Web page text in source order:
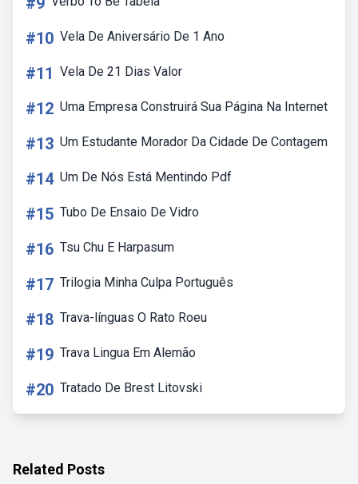
#10 Vela De Aniversário De 1 Ano
#11 Vela De 21 Dias Valor
#12 Uma Empresa Construirá Sua Página Na Internet
#13 Um Estudante Morador Da Cidade De Contagem
#14 Um De Nós Está Mentindo Pdf
#15 Tubo De Ensaio De Vidro
#16 Tsu Chu E Harpasum
#17 Trilogia Minha Culpa Português
#18 Trava-línguas O Rato Roeu
#19 Trava Lingua Em Alemão
#20 Tratado De Brest Litovski
Related Posts